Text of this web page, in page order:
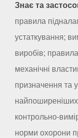
Знає та
правила
устаткування;
виробів;
механічні
призначення та
найпоширеніших
контрольно-
норми охорони